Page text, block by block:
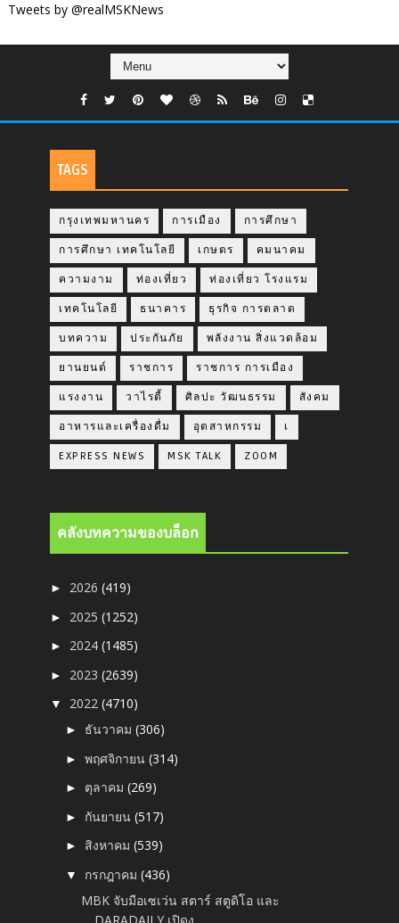
Tweets by @realMSKNews
TAGS
กรุงเทพมหานคร การเมือง การศึกษา
การศึกษา เทคโนโลยี เกษตร คมนาคม
ความงาม ท่องเที่ยว ท่องเที่ยว โรงแรม
เทคโนโลยี ธนาคาร ธุรกิจ การตลาด
บทความ ประกันภัย พลังงาน สิ่งแวดล้อม
ยานยนต์ ราชการ ราชการ การเมือง
แรงงาน วาไรตี้ ศิลปะ วัฒนธรรม สังคม
อาหารและเครื่องดื่ม อุตสาหกรรม เ
EXPRESS NEWS MSK TALK ZOOM
คลังบทความของบล็อก
► 2026(419)
► 2025(1252)
► 2024(1485)
► 2023(2639)
▼ 2022(4710)
► ธันวาคม(306)
►พฤศจิกายน(314)
► ตุลาคม(269)
► กันยายน(517)
► สิงหาคม(539)
▼ กรกฎาคม(436)
MBK จับมือเซเว่น สตาร์ สตูดิโอ และ